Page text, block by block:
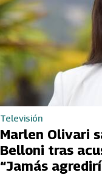
Televisión
Marlen Olivari
Belloni tras
“Jamás